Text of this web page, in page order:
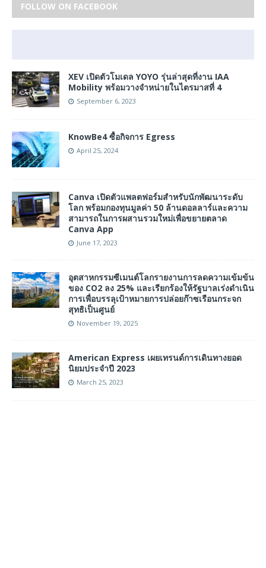
FOLLOW ON FACEBOOK
XEV เปิดตัวโมเดล YOYO รุ่นล่าสุดที่งาน IAA
Mobility พร้อมวางจำหน่ายในไตรมาสที่ 4
September 6, 2023
KnowBe4 ซื้อกิจการ Egress
April 25, 2024
Canva เปิดตัวแพลตฟอร์มสำหรับนักพัฒนาระดับ
โลก พร้อมกองทุนมูลค่า 50 ล้านดอลลาร์และความ
สามารถในการผสานรวมใหม่เพื่อขยายตลาด
Canva App
June 17, 2023
อุตสาหกรรมซีเมนต์โลกรายงานการลดความเข้มข้น
ของ CO2 ลง 25% และเรียกร้องให้รัฐบาลเร่งดำเนิน
การเพื่อบรรลุเป้าหมายการปล่อยก๊าซเรือนกระจก
สุทธิเป็นศูนย์
November 19, 2025
American Express เผยเทรนด์การเดินทางยอด
นิยมประจำปี 2023
March 25, 2023